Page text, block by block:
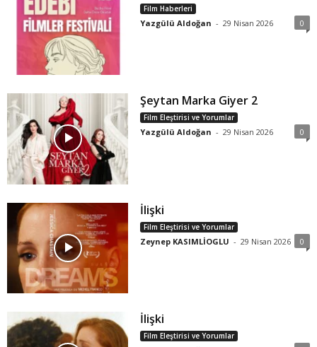
Film Haberleri
Yazgülü Aldoğan - 29 Nisan 2026 0
Şeytan Marka Giyer 2
Film Eleştirisi ve Yorumlar
Yazgülü Aldoğan - 29 Nisan 2026 0
İlişki
Film Eleştirisi ve Yorumlar
Zeynep KASIMLİOGLU - 29 Nisan 2026 0
İlişki
Film Eleştirisi ve Yorumlar